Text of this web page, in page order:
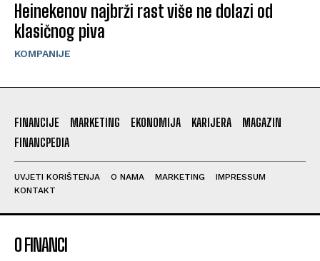
Heinekenov najbrži rast više ne dolazi od
klasičnog piva
KOMPANIJE
FINANCIJE MARKETING EKONOMIJA KARIJERA
MAGAZIN
FINANCPEDIA
UVJETI KORIŠTENJA O NAMA MARKETING
IMPRESSUM
KONTAKT
O FINANCI